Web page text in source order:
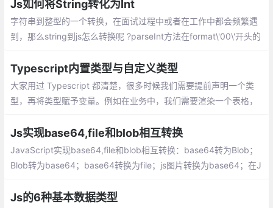
Js如何将String转化为Int
字符串到整型的一个转换，在面试过程中或者在工作中都会频繁遇
到，那么string到js怎么转换呢 ?parseInt方法在format\'00\'开头的
Typescript内置类型与自定义类型
大家用过 Typescript 都清楚，很多时候我们需要提前声明一个类
型，再将类型赋予变量。例如在业务中，我们需要渲染一个表格，
Js实现base64,file和blob相互转换
JavaScript实现base64,file和blob相互转换：base64转为Blob；
Blob转为base64；base64转换为file；js图片转换为base64；在J
Js的6种基本数据类型